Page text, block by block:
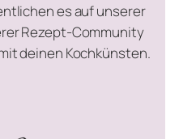
es auf unserer
Rezept-Community
deinen Kochkünsten.